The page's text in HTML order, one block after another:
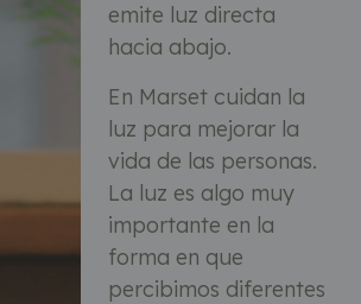
emite luz directa
hacia abajo.
En Marset cuidan la
luz para mejorar la
vida de las personas.
La luz es algo muy
importante en la
forma en que
percibimos diferentes